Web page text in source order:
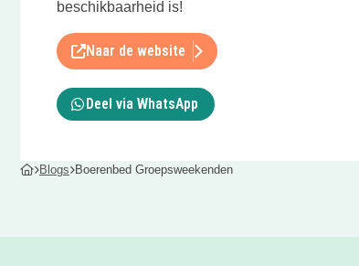
beschikbaarheid is!
Naar de website
Deel via WhatsApp
Blogs Boerenbed Groepsweekenden